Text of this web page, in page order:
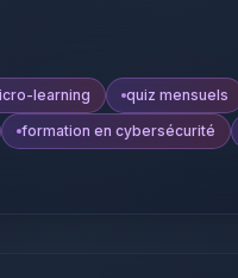
learning quiz mensuels
formation en cybersécurité